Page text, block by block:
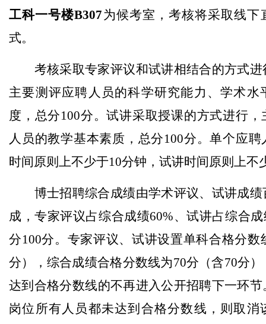
工科一号楼B307为候考室，考核将采取线下
式。
考核采取专家评议和试讲相结合的方式
主要测评应聘人员的科学研究能力、学术水
度，总分100分。试讲采取授课的方式进行，
人员的教学基本素质，总分100分。单个应聘
时间原则上不少于10分钟，试讲时间原则上不
博士招聘综合成绩由学术评议、试讲成
成，专家评议占综合成绩60%、试讲占综合
分100分。专家评议、试讲设置单科合格分数
分），综合成绩合格分数线为70分（含70分
达到合格分数线的不再进入公开招聘下一环
岗位所有人员都未达到合格分数线，则取消